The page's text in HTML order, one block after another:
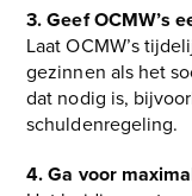
3. Geef OCMW’s
Laat OCMW’s
gezinnen als het
dat nodig is,
schuldenregeling.
4. Ga voor